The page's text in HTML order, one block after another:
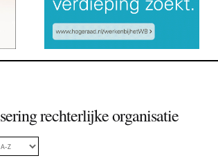
rechterlijke organisatie